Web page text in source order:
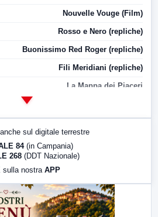
Nouvelle Vouge (Film)
Rosso e Nero (repliche)
Buonissimo Red Roger (repliche)
Fili Meridiani (repliche)
La Mappa dei Piaceri
LabNews (replica)
LabNews (replica)
sul digitale terrestre
84 (in Campania)
268 (DDT Nazionale)
sulla nostra APP